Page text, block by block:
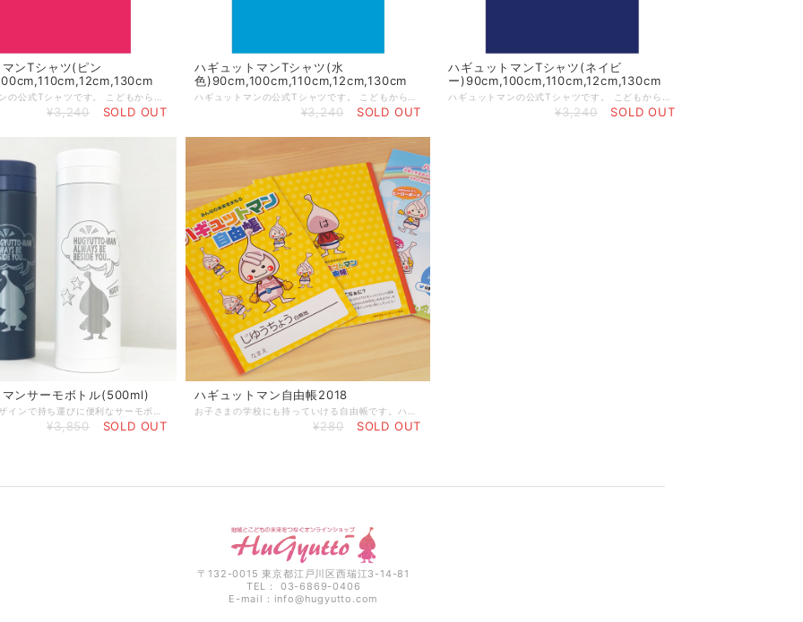
ンTシャツ(ピン
¥3,240 SOLD OUT
ハギュットマンTシャツ(水
色)90cm,100cm,110cm,12cm,130cm
¥3,240 SOLD OUT
ハギュットマンTシャツ(ネイビ
ー)90cm,100cm,110cm,12cm,130cm
¥3,240 SOLD OUT
マンサーモボトル(500ml)
¥3,850 SOLD OUT
ハギュットマン自由帳2018
¥280 SOLD OUT
〒132-0015 東京都江戸川区西瑞江3-14-81
TEL： 03-6869-0406
E-mail： info@hugyutto.com